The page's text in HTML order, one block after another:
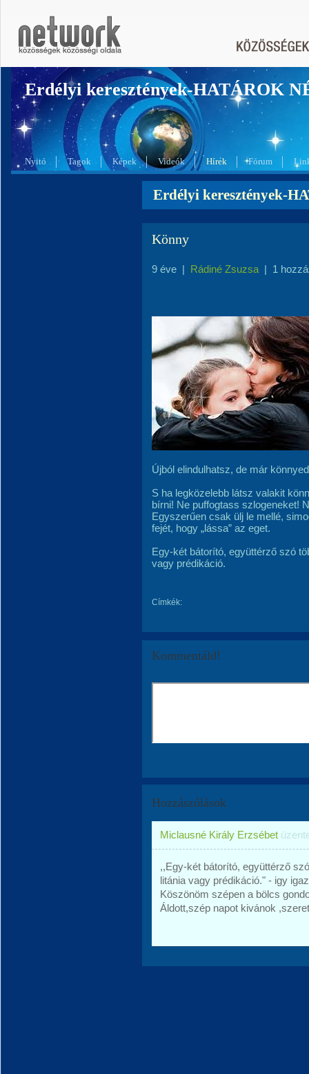
Erdélyi keresztények-HATÁROK
Nyitó Tagok Képek Videók Hírek Fórum
Erdélyi keresztények-
Könny
9 éve | Rádiné Zsuzsa | 1
Újból elindulhatsz, de már
S ha legközelebb látsz valakit
bírni! Ne puffogtass szlogeneket!
Egyszerűen csak ülj le mellé,
fejét, hogy „lássa” az eget.
Egy-két bátorító, együttérző szó
vagy prédikáció.
Címkék:
Kommentáld!
Hozzászólások
Miclausné Király Erzsébet
,,Egy-két bátorító, együttérző
litánia vagy prédikáció." - igy
Köszönöm szépen a bölcs
Áldott,szép napot kivánok